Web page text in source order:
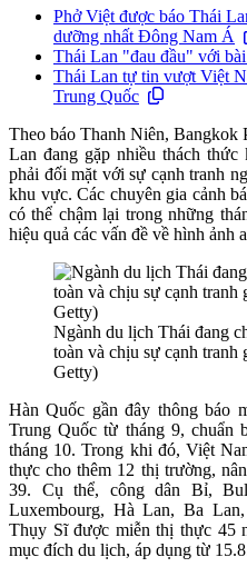
Phở Việt được báo Thái
dưỡng nhất Đông Nam Á
Thái Lan "đau đầu" với
Thái Lan tự tin vượt Việt
Trung Quốc
Theo báo Thanh Niên, Bangkok
Lan đang gặp nhiều thách
phải đối mặt với sự cạnh tranh
khu vực. Các chuyên gia cảnh
có thể chậm lại trong những
hiệu quả các vấn đề về hình ảnh
Ngành du lịch Thái đang
toàn và chịu sự cạnh
Getty)
Hàn Quốc gần đây thông báo
Trung Quốc từ tháng 9,
tháng 10. Trong khi đó, Việt
thực cho thêm 12 thị trường,
39. Cụ thể, công dân Bỉ,
Luxembourg, Hà Lan, Ba
Thụy Sĩ được miễn thị thực 45
mục đích du lịch, áp dụng từ